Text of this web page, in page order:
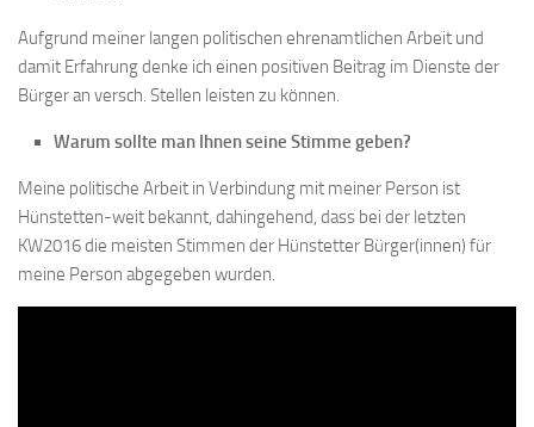
Aufgrund meiner langen politischen ehrenamtlichen Arbeit und
damit Erfahrung denke ich einen positiven Beitrag im Dienste der
Bürger an versch. Stellen leisten zu können.
Warum sollte man Ihnen seine Stimme geben?
Meine politische Arbeit in Verbindung mit meiner Person ist
Hünstetten-weit bekannt, dahingehend, dass bei der letzten
KW2016 die meisten Stimmen der Hünstetter Bürger(innen) für
meine Person abgegeben wurden.